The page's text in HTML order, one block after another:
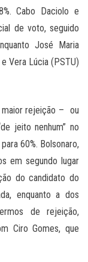
Cabo Daciolo e
de voto, seguido
José Maria
Vera Lúcia (PSTU)
maior rejeição – ou
jeito nenhum” no
60%. Bolsonaro,
em segundo lugar
do candidato do
enquanto a dos
de rejeição,
Ciro Gomes, que